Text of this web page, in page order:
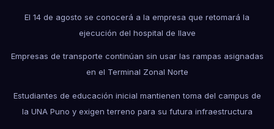
El 14 de agosto se conocerá a la empresa que retomará la
ejecución del hospital de Ilave
Empresas de transporte continúan sin usar las rampas asignadas
en el Terminal Zonal Norte
Estudiantes de educación inicial mantienen toma del campus de
la UNA Puno y exigen terreno para su futura infraestructura